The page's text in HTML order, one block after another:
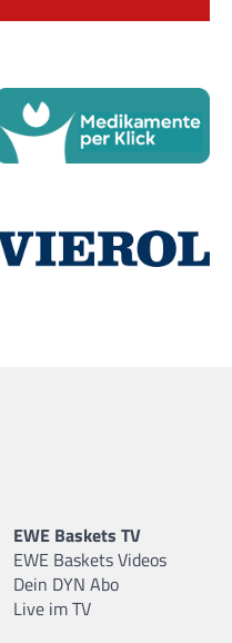
EWE Baskets TV
EWE Baskets Videos
Dein DYN Abo
Live im TV